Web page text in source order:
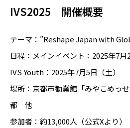
IVS2025 開催概要
テーマ：”Reshape Japan with
日程：メインイベント：2025年7
IVS Youth：2025年7月5日（土）
場所：京都市勧業館「みやこめっ
都 他
参加者：約13,000人（公式Xより）